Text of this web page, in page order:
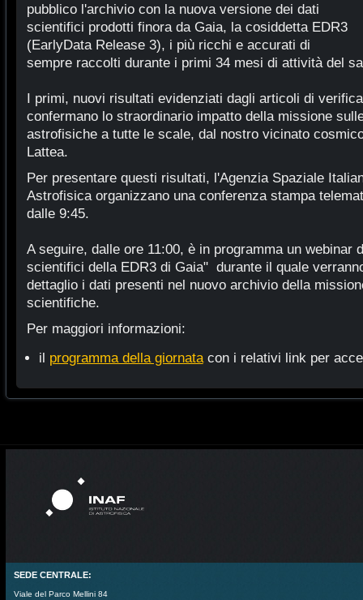
pubblico l'archivio con la nuova versione dei dati
scientifici prodotti finora da Gaia, la cosiddetta EDR3
(EarlyData Release 3), i più ricchi e accurati di
sempre raccolti durante i primi 34 mesi di attività del
I primi, nuovi risultati evidenziati dagli articoli di
confermano lo straordinario impatto della missione
astrofisiche a tutte le scale, dal nostro vicinato
Lattea.
Per presentare questi risultati, l'Agenzia Spaziale
Astrofisica organizzano una conferenza stampa
dalle 9:45.
A seguire, dalle ore 11:00, è in programma un webinar
scientifici della EDR3 di Gaia" durante il quale
dettaglio i dati presenti nel nuovo archivio della
scientifiche.
Per maggiori informazioni:
il programma della giornatacon i relativi link per
SEDE CENTRALE:
Viale del Parco Mellini 84